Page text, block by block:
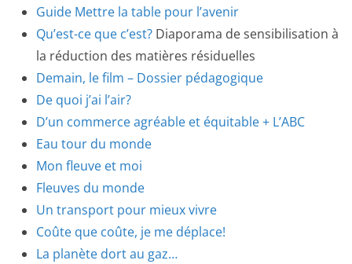
Guide Mettre la table pour l’avenir
Qu’est-ce que c’est? Diaporama de sensibilisation à
la réduction des matières résiduelles
Demain, le film – Dossier pédagogique
De quoi j’ai l’air?
D’un commerce agréable et équitable + L’ABC
Eau tour du monde
Mon fleuve et moi
Fleuves du monde
Un transport pour mieux vivre
Coûte que coûte, je me déplace!
La planète dort au gaz…